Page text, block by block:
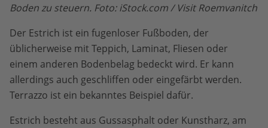
Boden zu steuern. Foto: iStock.com / Visit Roemvanitch
Der Estrich ist ein fugenloser Fußboden, der
üblicherweise mit Teppich, Laminat, Fliesen oder
einem anderen Bodenbelag bedeckt wird. Er kann
allerdings auch geschliffen oder eingefärbt werden.
Terrazzo ist ein bekanntes Beispiel dafür.
Estrich besteht aus Gussasphalt oder Kunstharz, am